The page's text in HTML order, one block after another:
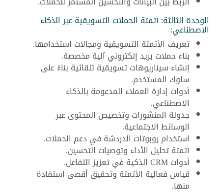
الوحدة الثالثة: أتمتة الحملات التسويقية عبر الذكاء
الاصطناعي:
تعريف الأتمتة التسويقية ومجالات استخدامها.
بناء حملات بريد إلكتروني آلية مخصصة.
إنشاء سيناريوهات تسويقية تلقائية بناءً على
سلوك المستخدم.
أدوات إدارة العملاء المدعومة بالذكاء
الاصطناعي.
جدولة المنشورات وتخصيص المحتوى عبر
الوسائط الاجتماعية.
استخدام روبوتات الدردشة في دعم الحملات.
أتمتة تحليل الأداء وتوصيات التحسين.
أدوات CRM الذكية في تعزيز التفاعل.
قياس فعالية الأتمتة وتحقيق أقصى استفادة
منها.